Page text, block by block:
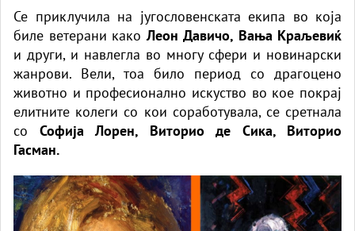
Се приклучила на југословенската екипа во која
биле ветерани какоЛеон Давичо, Вања Краљевиќ
и други, и навлегла во многу сфери и новинарски
жанрови. Вели, тоа било период со драгоцено
животно и професионално искуство во кое покрај
елитните колеги со кои соработувала, се сретнала
со Софија Лорен, Виторио де Сика, Виторио
Гасман.